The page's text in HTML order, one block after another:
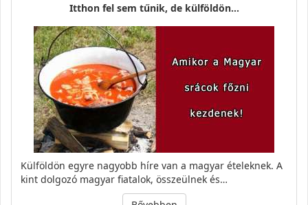
Itthon fel sem tűnik, de külföldön…
Külföldön egyre nagyobb híre van a magyar ételeknek. A
kint dolgozó magyar fiatalok, összeülnek és…